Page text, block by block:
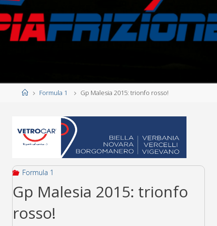
HomeFormula 1 Gp Malesia 2015: trionfo rosso!
Formula 1
Gp Malesia 2015: trionfo
rosso!